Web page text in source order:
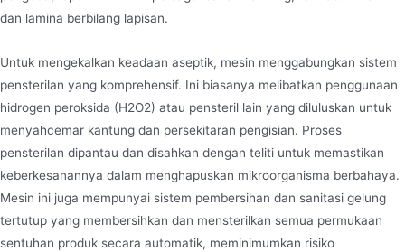
dan lamina berbilang lapisan.
Untuk mengekalkan keadaan aseptik, mesin menggabungkan sistem
pensterilan yang komprehensif. Ini biasanya melibatkan penggunaan
hidrogen peroksida (H2O2) atau pensteril lain yang diluluskan untuk
menyahcemar kantung dan persekitaran pengisian. Proses
pensterilan dipantau dan disahkan dengan teliti untuk memastikan
keberkesanannya dalam menghapuskan mikroorganisma berbahaya.
Mesin ini juga mempunyai sistem pembersihan dan sanitasi gelung
tertutup yang membersihkan dan mensterilkan semua permukaan
sentuhan produk secara automatik, meminimumkan risiko